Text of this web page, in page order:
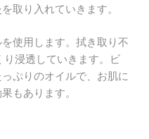
取り入れていきます。
使用します。拭き取り不
浸透していきます。ビ
ぷりのオイルで、お肌に
もあります。